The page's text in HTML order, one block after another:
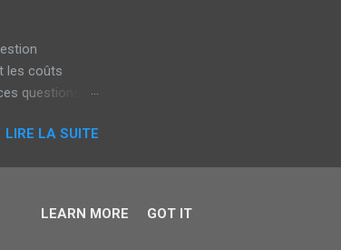
les coûts
questions.
LIRE LA SUITE
LEARN MORE GOT IT